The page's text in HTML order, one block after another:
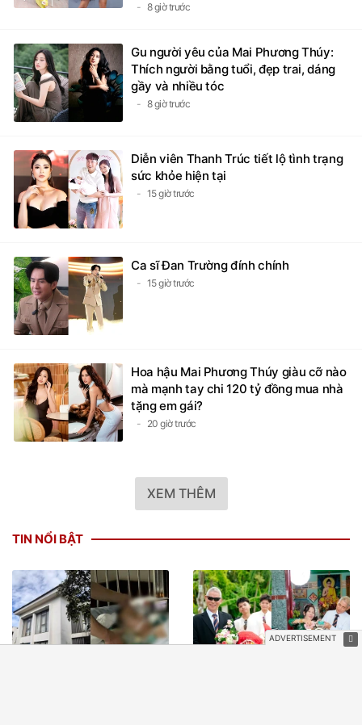
8 giờ trước
Gu người yêu của Mai Phương Thúy:
Thích người bằng tuổi, đẹp trai, dáng
gầy và nhiều tóc
8 giờ trước
Diễn viên Thanh Trúc tiết lộ tình trạng
sức khỏe hiện tại
15 giờ trước
Ca sĩ Đan Trường đính chính
15 giờ trước
Hoa hậu Mai Phương Thúy giàu cỡ nào
mà mạnh tay chi 120 tỷ đồng mua nhà
tặng em gái?
20 giờ trước
XEM THÊM
TIN NỔI BẬT